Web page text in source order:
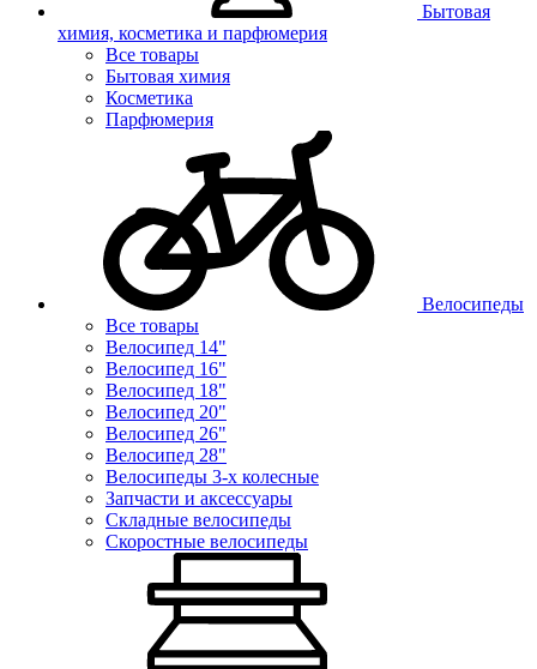
Бытовая
химия, косметика и парфюмерия
Все товары
Бытовая химия
Косметика
Парфюмерия
Велосипеды
Все товары
Велосипед 14"
Велосипед 16"
Велосипед 18"
Велосипед 20"
Велосипед 26"
Велосипед 28"
Велосипеды 3-х колесные
Запчасти и аксессуары
Складные велосипеды
Скоростные велосипеды